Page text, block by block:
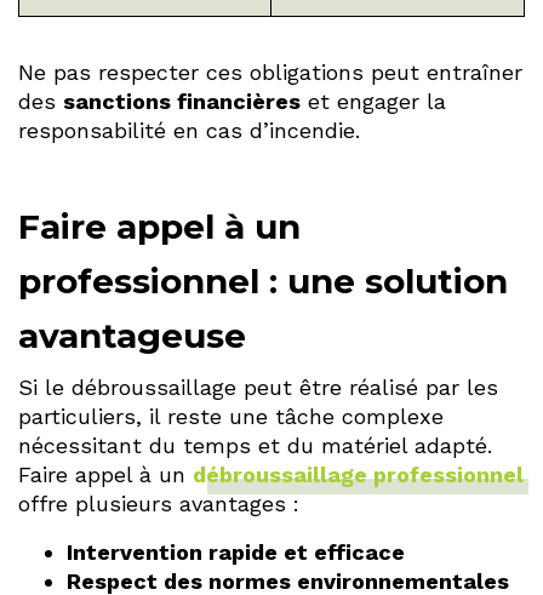
Ne pas respecter ces obligations peut entraîner
des sanctions financières et engager la
responsabilité en cas d’incendie.
Faire appel à un
professionnel : une solution
avantageuse
Si le débroussaillage peut être réalisé par les
particuliers, il reste une tâche complexe
nécessitant du temps et du matériel adapté.
Faire appel à un débroussaillage professionnel
offre plusieurs avantages :
Intervention rapide et efficace
Respect des normes environnementales